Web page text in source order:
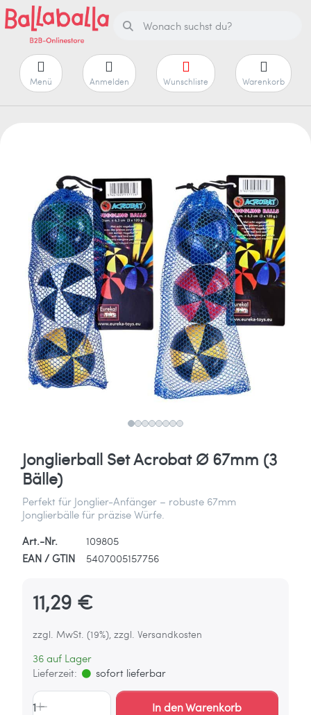
Menü Anmelden Wunschliste Warenkorb
Jonglierball Set Acrobat Ø 67mm (3
Bälle)
Perfekt für Jonglier-Anfänger – robuste 67mm
Jonglierbälle für präzise Würfe.
Art.-Nr.
109805
EAN / GTIN
5407005157756
11,29 €
zzgl. MwSt. (19%), zzgl. Versandkosten
36 auf Lager
Lieferzeit:
sofort lieferbar
1 In den Warenkorb